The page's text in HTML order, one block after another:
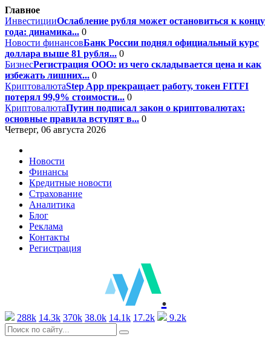
Главное
ИнвестицииОслабление рубля может остановиться к концу
года: динамика... 0
Новости финансовБанк России поднял официальный курс
доллара выше 81 рубля... 0
БизнесРегистрация ООО: из чего складывается цена и как
избежать лишних... 0
КриптовалютаStep App прекращает работу, токен FITFI
потерял 99,9% стоимости... 0
КриптовалютаПутин подписал закон о криптовалютах:
основные правила вступят в... 0
Четверг, 06 августа 2026
Новости
Финансы
Кредитные новости
Страхование
Аналитика
Блог
Реклама
Контакты
Регистрация
.
288k 14.3k 370k 38.0k 14.1k 17.2k 9.2k